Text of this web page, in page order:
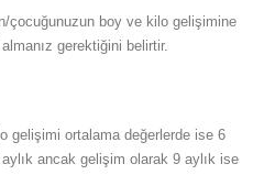
çocuğunuzun boy ve kilo gelişimine
gerektiğini belirtir.
gelişimi ortalama değerlerde ise 6
ancak gelişim olarak 9 aylık ise